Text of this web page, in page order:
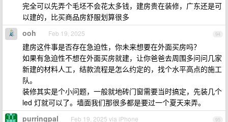
完全可以先弄个毛坯不会花太多钱，建房贵在装修，广东还是可
以建的，比买商品房舒服划算很多
94
ooh Feb 19, 2025
建房这件事是否存在急迫性，你未来想要在外面买房吗？
如果有急迫性不想在外面买房就建，让你爸爸去周围多问问几家
新建的材料人工，结款流程是怎么约定的，找个水平高点的施工
队。
装修其实是个小问题，一般就地砖门窗需要当时搞定，先装几个
led 灯就可以了。墙面我们那很多都是要过一个夏天来弄。
95
purringpal Feb 19, 2025 via iPhone